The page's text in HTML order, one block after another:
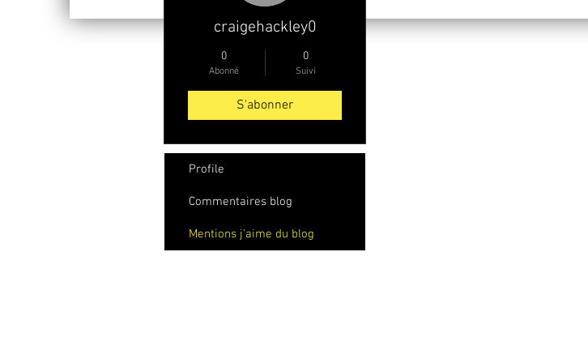
craigehackley0
0
Abonné
0
Suivi
S'abonner
Profile
Commentaires blog
Mentions j'aime du blog